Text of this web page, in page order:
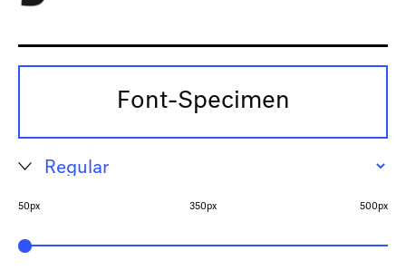
Font-Specimen
50px 350px 500px